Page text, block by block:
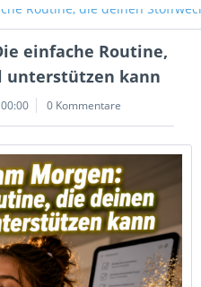
Routine, die deinen
einfache Routine,
unterstützen kann
0 Kommentare